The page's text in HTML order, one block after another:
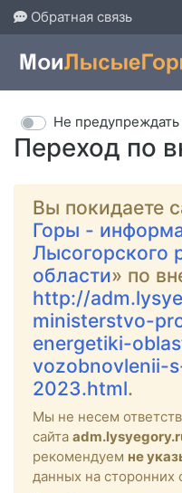
Обратная связь
Переход по
Не
Вы покидаете
Горы -
Лысогорского
области» по
http://
ministerstvo-
energetiki-
vozobnovlenii-
2023.html.
Мы не несем
сайта
рекомендуем не
данных на сторонних